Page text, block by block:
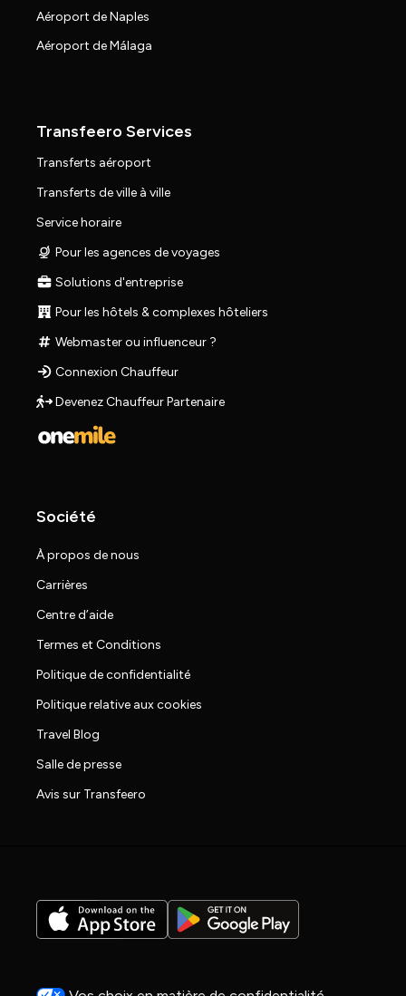
Aéroport de Naples
Aéroport de Málaga
Transfeero Services
Transferts aéroport
Transferts de ville à ville
Service horaire
Pour les agences de voyages
Solutions d'entreprise
Pour les hôtels & complexes hôteliers
Webmaster ou influenceur ?
Connexion Chauffeur
Devenez Chauffeur Partenaire
Société
À propos de nous
Carrières
Centre d’aide
Termes et Conditions
Politique de confidentialité
Politique relative aux cookies
Travel Blog
Salle de presse
Avis sur Transfeero